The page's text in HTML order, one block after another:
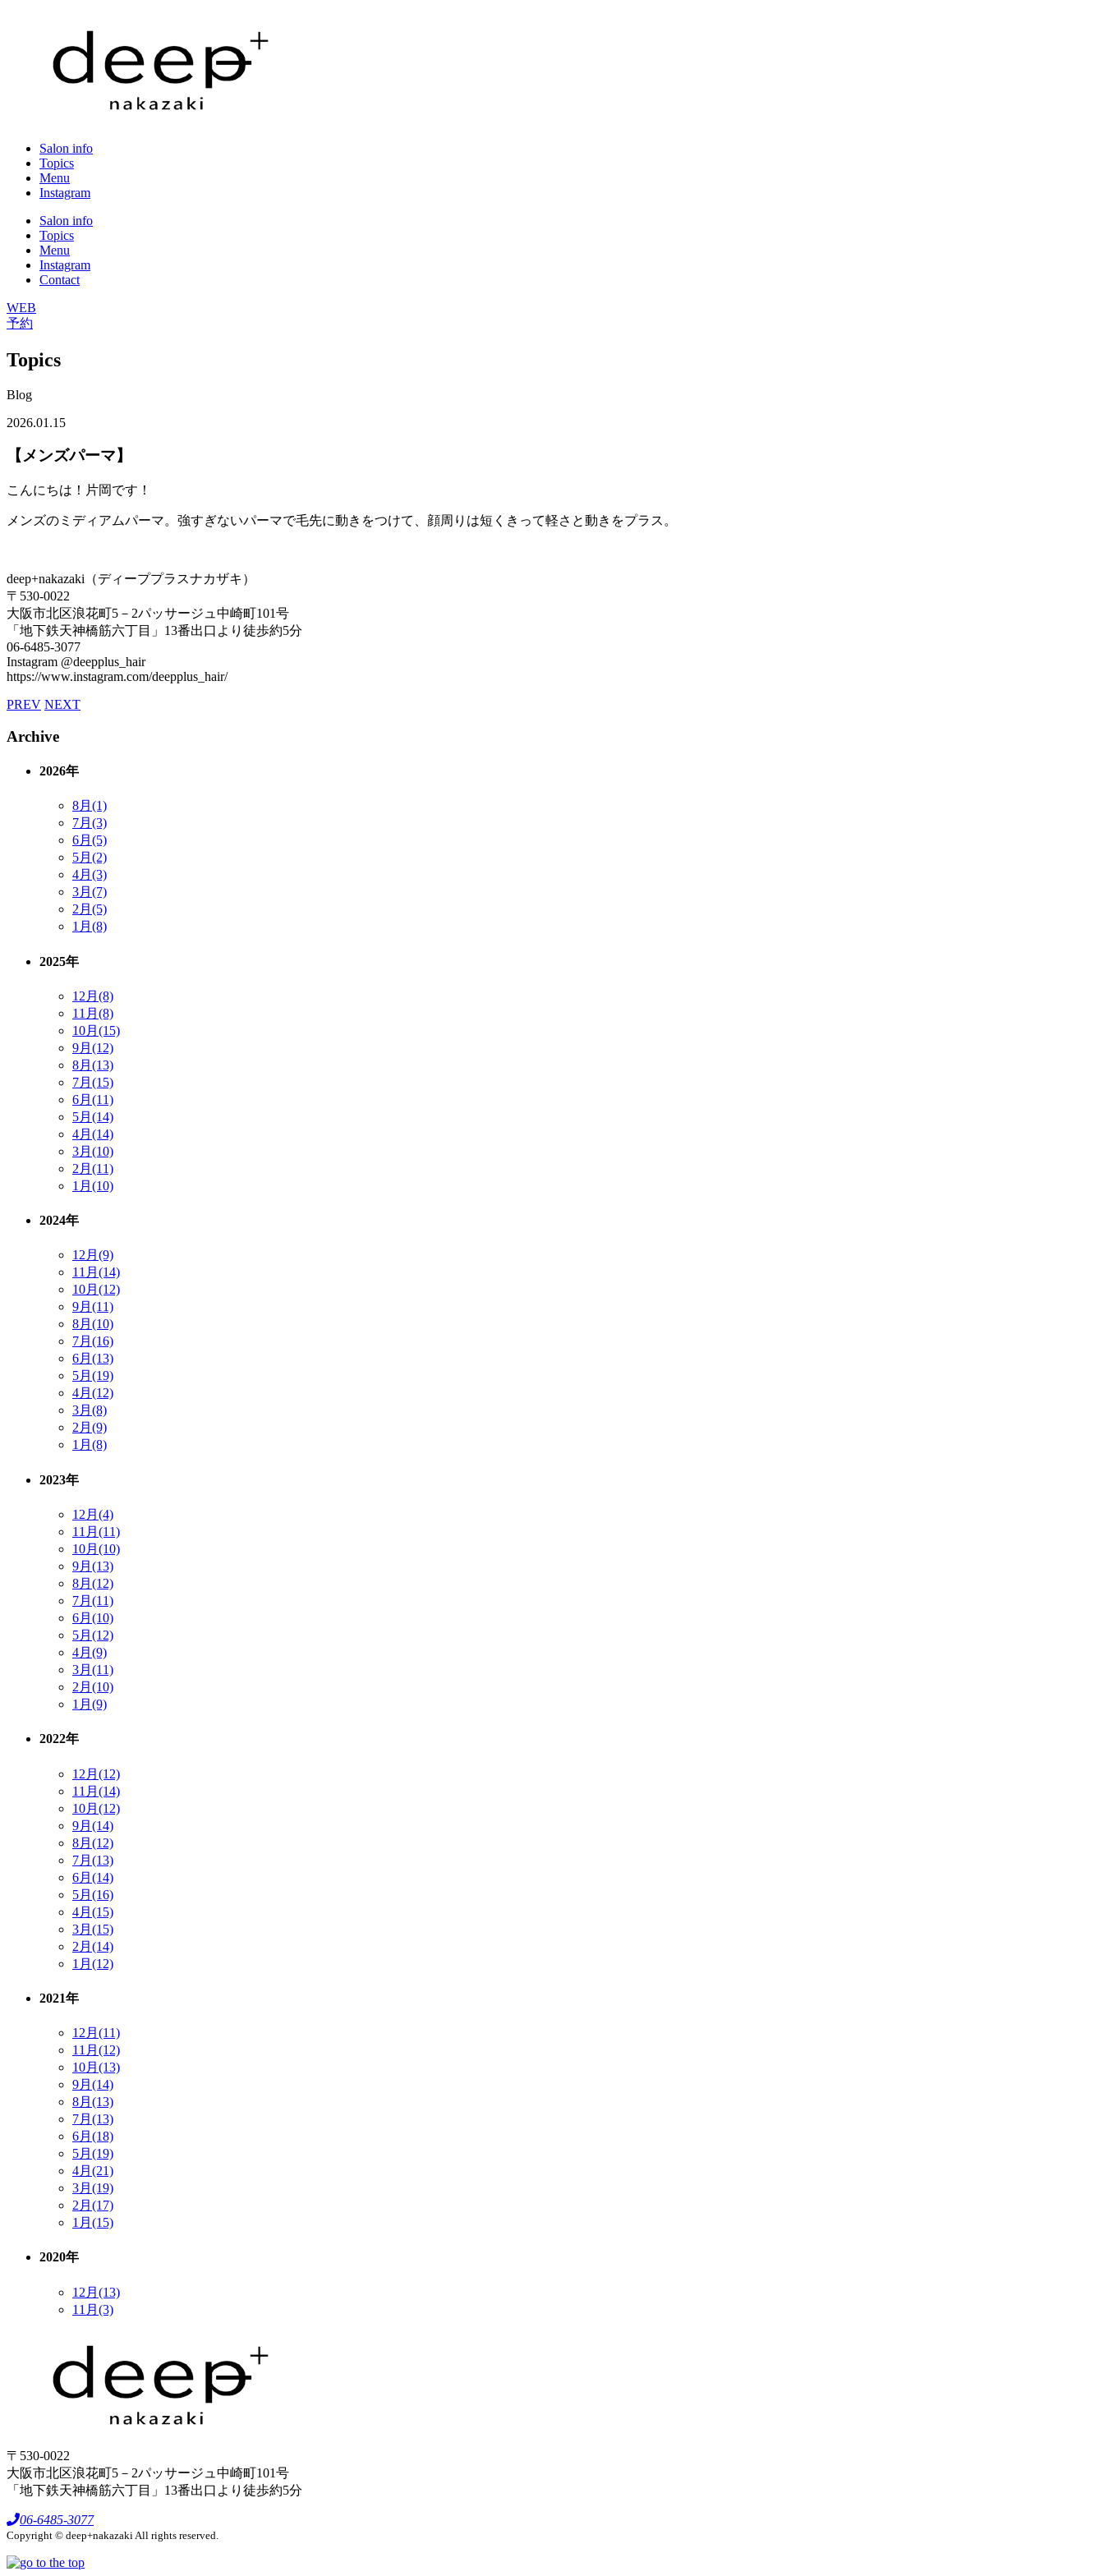
Salon info
Topics
Menu
Instagram
Salon info
Topics
Menu
Instagram
Contact
WEB
予約
Topics
Blog
2026.01.15
【メンズパーマ】
こんにちは！片岡です！
メンズのミディアムパーマ。強すぎないパーマで毛先に動きをつけて、顔周りは短くきって軽さと動きをプラス。
deep+nakazaki（ディーププラスナカザキ）
〒530-0022
大阪市北区浪花町5－2パッサージュ中崎町101号
「地下鉄天神橋筋六丁目」13番出口より徒歩約5分
06-6485-3077
Instagram @deepplus_hair
https://www.instagram.com/deepplus_hair/
PREV NEXT
Archive
2026年
8月(1)
7月(3)
6月(5)
5月(2)
4月(3)
3月(7)
2月(5)
1月(8)
2025年
12月(8)
11月(8)
10月(15)
9月(12)
8月(13)
7月(15)
6月(11)
5月(14)
4月(14)
3月(10)
2月(11)
1月(10)
2024年
12月(9)
11月(14)
10月(12)
9月(11)
8月(10)
7月(16)
6月(13)
5月(19)
4月(12)
3月(8)
2月(9)
1月(8)
2023年
12月(4)
11月(11)
10月(10)
9月(13)
8月(12)
7月(11)
6月(10)
5月(12)
4月(9)
3月(11)
2月(10)
1月(9)
2022年
12月(12)
11月(14)
10月(12)
9月(14)
8月(12)
7月(13)
6月(14)
5月(16)
4月(15)
3月(15)
2月(14)
1月(12)
2021年
12月(11)
11月(12)
10月(13)
9月(14)
8月(13)
7月(13)
6月(18)
5月(19)
4月(21)
3月(19)
2月(17)
1月(15)
2020年
12月(13)
11月(3)
〒530-0022
大阪市北区浪花町5－2パッサージュ中崎町101号
「地下鉄天神橋筋六丁目」13番出口より徒歩約5分
06-6485-3077
Copyright © deep+nakazaki All rights reserved.